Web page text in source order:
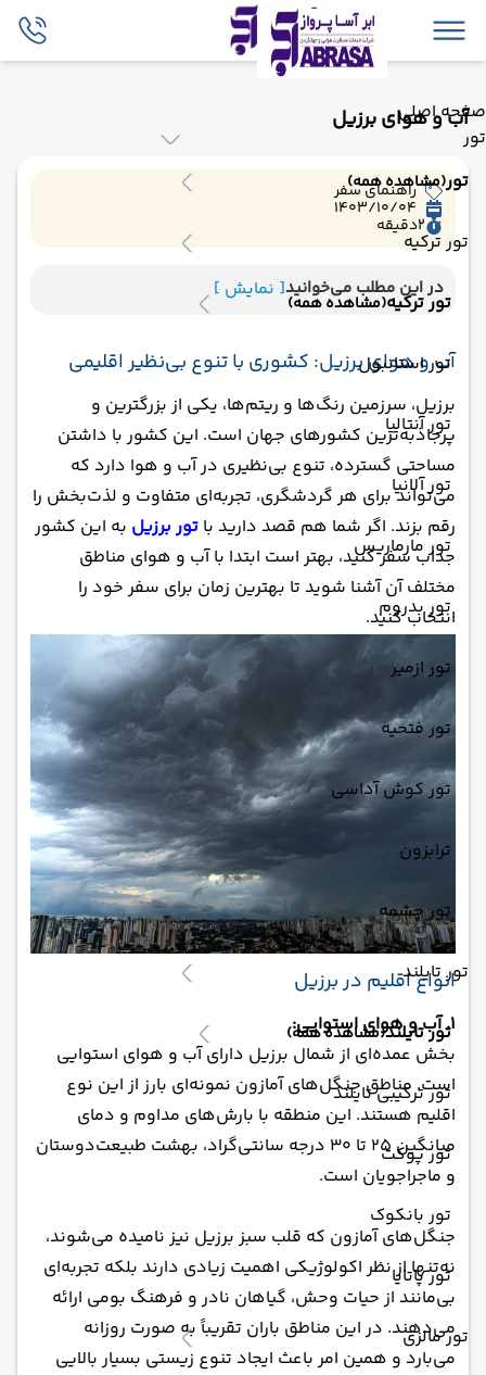
صفحه اصلی
تور
تور(مشاهده همه)
تور ترکیه
تور ترکیه(مشاهده همه)
تور استانبول
تور آنتالیا
تور آلانیا
تور مارماریس
تور بدروم
تور ازمیر
تور فتحیه
تور کوش آداسی
ترابزون
تور چشمه
تور تایلند
تور تایلند(مشاهده همه)
تور ترکیبی تایلند
تور پوکت
تور بانکوک
تور پاتایا
تور مالزی
آب و هوای برزیل
راهنمای سفر
1403/10/04
2دقیقه
در این مطلب می‌خوانید[ نمایش ]
آب و هوای برزیل: کشوری با تنوع بی‌نظیر اقلیمی
برزیل، سرزمین رنگ‌ها و ریتم‌ها، یکی از بزرگترین و
پرجاذبه‌ترین کشورهای جهان است. این کشور با داشتن
مساحتی گسترده، تنوع بی‌نظیری در آب و هوا دارد که
می‌تواند برای هر گردشگری، تجربه‌ای متفاوت و لذت‌بخش را
رقم بزند. اگر شما هم قصد دارید با تور برزیل به این کشور
جذاب سفر کنید، بهتر است ابتدا با آب و هوای مناطق
مختلف آن آشنا شوید تا بهترین زمان برای سفر خود را
انتخاب کنید.
انواع اقلیم در برزیل
1. آب و هوای استوایی:
بخش عمده‌ای از شمال برزیل دارای آب و هوای استوایی
است. مناطق جنگل‌های آمازون نمونه‌ای بارز از این نوع
اقلیم هستند. این منطقه با بارش‌های مداوم و دمای
میانگین ۲۵ تا ۳۰ درجه سانتی‌گراد، بهشت طبیعت‌دوستان
و ماجراجویان است.
جنگل‌های آمازون که قلب سبز برزیل نیز نامیده می‌شوند،
نه‌تنها از نظر اکولوژیکی اهمیت زیادی دارند بلکه تجربه‌ای
بی‌مانند از حیات وحش، گیاهان نادر و فرهنگ بومی ارائه
می‌دهند. در این مناطق باران تقریباً به صورت روزانه
می‌بارد و همین امر باعث ایجاد تنوع زیستی بسیار بالایی